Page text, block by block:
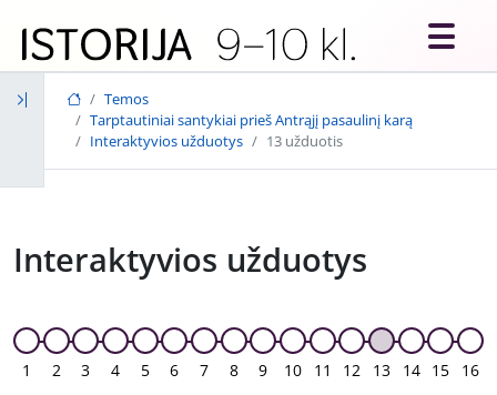
Temos
Tarptautiniai santykiai prieš Antrąjį pasaulinį karą
Interaktyvios užduotys
13 užduotis
Interaktyvios užduotys
1 2 3 4 5 6 7 8 9 10 11 12 13 14 15 16